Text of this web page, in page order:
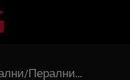
Перални